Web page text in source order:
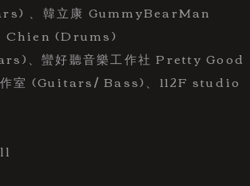
、韓立康 GummyBearMan
Chien (Drums)
蠻好聽音樂工作社 Pretty Good
室 (Guitars/ Bass)、112F studio